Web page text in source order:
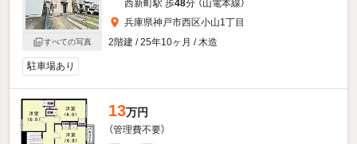
すべての写真
西新町駅 歩48分 （山電本線）
兵庫県神戸市西区小山1丁目
2階建 / 25年10ヶ月 / 木造
駐車場あり
13万円
（管理費不要）